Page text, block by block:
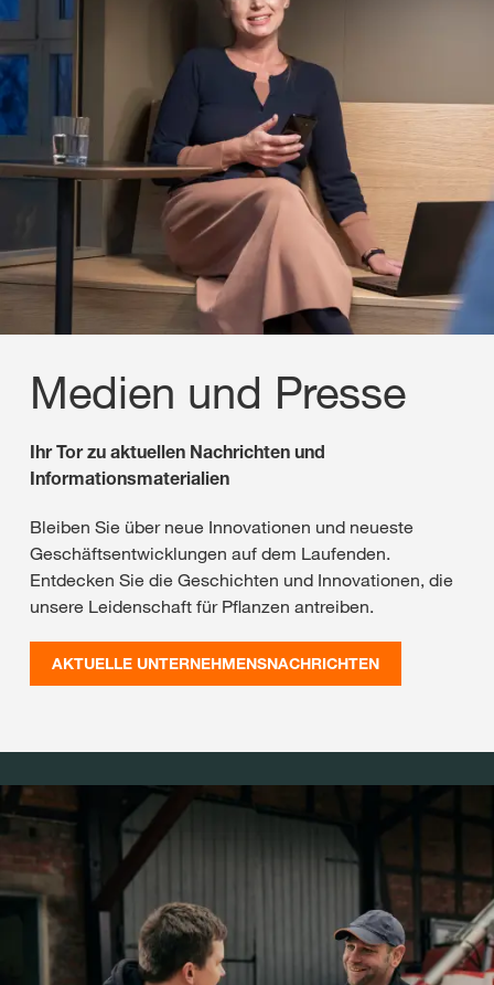
Medien und Presse
Ihr Tor zu aktuellen Nachrichten und
Informationsmaterialien
Bleiben Sie über neue Innovationen und neueste
Geschäftsentwicklungen auf dem Laufenden.
Entdecken Sie die Geschichten und Innovationen, die
unsere Leidenschaft für Pflanzen antreiben.
AKTUELLE UNTERNEHMENSNACHRICHTEN